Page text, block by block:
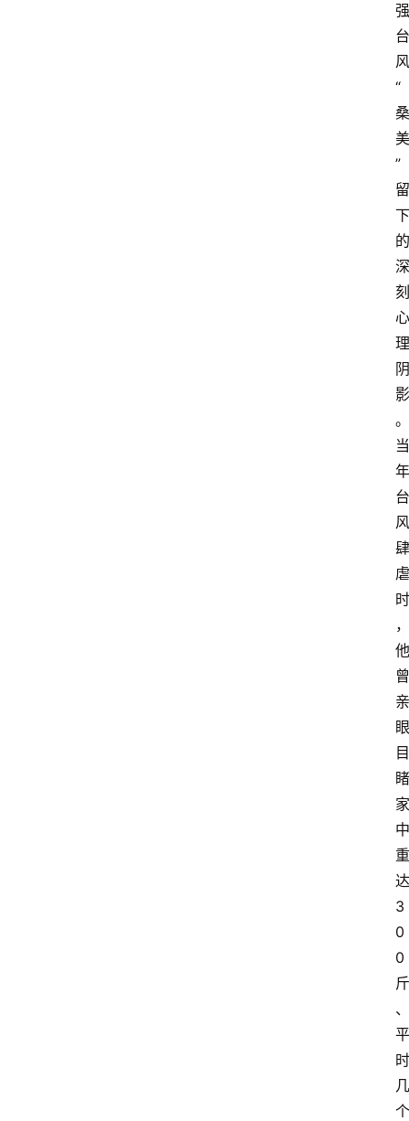
强
台
风
“
桑
美
”
留
下
的
深
刻
心
理
阴
影
。
当
年
台
风
肆
虐
时
，
他
曾
亲
眼
目
睹
家
中
重
达
3
0
0
斤
、
平
时
几
个